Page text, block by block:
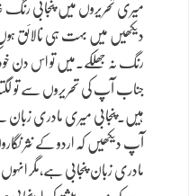
میری تحریروں میں پنجابی
دیکھیں میں بہت ہی نالائق ہوں
رنگ نہ جھلکے۔میں تو اس دن
جناب آپ کی تحریروں سے تو
ہیں۔پنجابی میری مادری زبان
آپ دیکھیں کہ اردو کے نثر
مادری زبان پنجابی ہے،مگر انہوں